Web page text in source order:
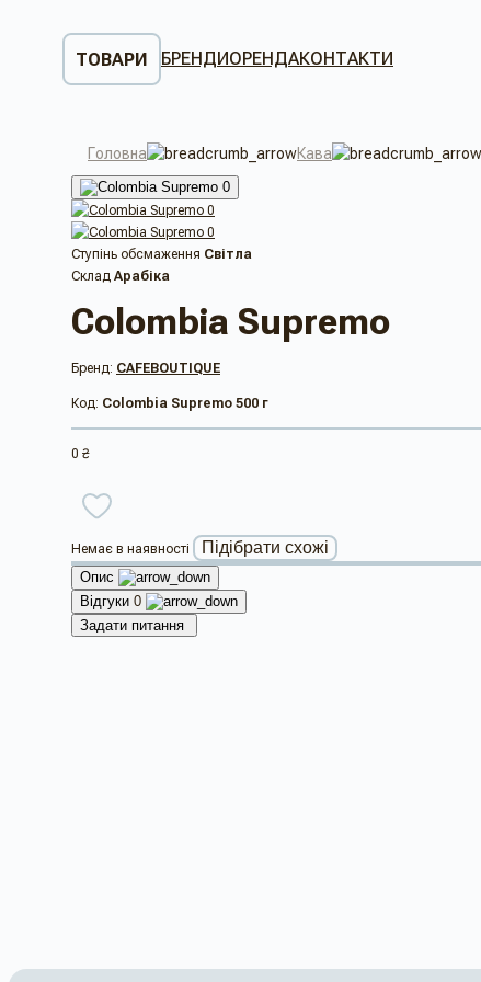
ТОВАРИ БРЕНДИОРЕНДАКОНТАКТИ
Головна Кава
Ступінь обсмаження Світла
Склад Арабіка
Colombia Supremo
Бренд: CAFEBOUTIQUE
Код: Colombia Supremo 500 г
0 ₴
Немає в наявності Підібрати схожі
Опис
Відгуки 0
Задати питання